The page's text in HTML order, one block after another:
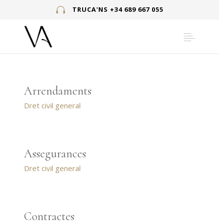
TRUCA'NS +34 689 667 055
Arrendaments
Dret civil general
Assegurances
Dret civil general
Contractes